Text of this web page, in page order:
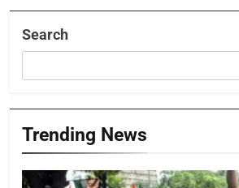
Search
Trending News